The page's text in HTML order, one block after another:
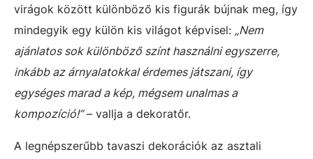
virágok között különböző kis figurák bújnak meg, így
mindegyik egy külön kis világot képvisel: „Nem
ajánlatos sok különböző színt használni egyszerre,
inkább az árnyalatokkal érdemes játszani, így
egységes marad a kép, mégsem unalmas a
kompozíció!”– vallja a dekoratőr.
A legnépszerűbb tavaszi dekorációk az asztali